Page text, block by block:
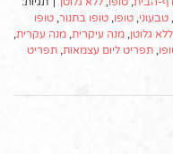
, טבעוני, טופו, טופו בתנור, טופו
ללא גלוטן, מנה עיקרית, מנה עקרית,
, תפריט ליום עצמאות, תפריט